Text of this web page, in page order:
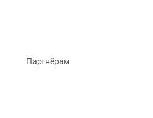
Партнёрам